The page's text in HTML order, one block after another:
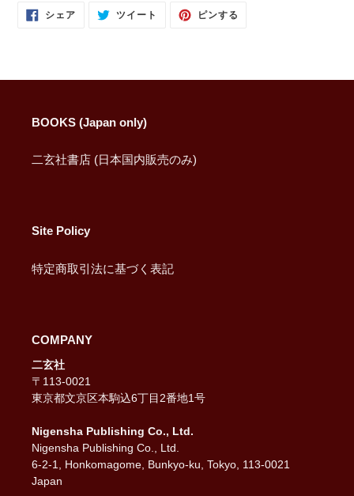
シェアFACEBOOKツイート
TWITTERピンする
BOOKS (Japan only)
二玄社書店 (日本国内販売のみ)
Site Policy
特定商取引法に基づく表記
COMPANY
二玄社
〒113-0021
東京都文京区本駒込6丁目2番地1号
Nigensha Publishing Co., Ltd.
Nigensha Publishing Co., Ltd.
6-2-1, Honkomagome, Bunkyo-ku, Tokyo, 113-0021
Japan